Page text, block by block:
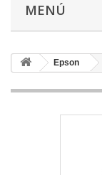
MENÚ
Epson